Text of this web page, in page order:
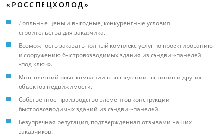
«РОССПЕЦХОЛОД»
Лояльные цены и выгодные, конкурентные условия
строительства для заказчика.
Возможность заказать полный комплекс услуг по проектированию
и сооружению быстровозводимых здания из сэндвич-панелей
«под ключ».
Многолетний опыт компании в возведении гостиниц и других
объектов недвижимости.
Собственное производство элементов конструкции
быстровозводимых зданий из сэндвич-панелей.
Безупречная репутация, подтвержденная отзывами наших
заказчиков.